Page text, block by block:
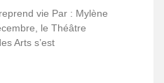
vie Par : Mylène
le Théâtre
Arts s’est